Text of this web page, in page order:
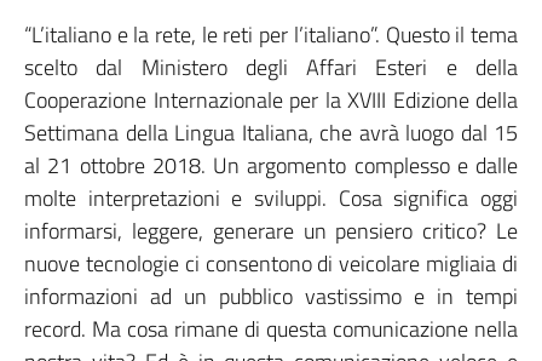
“L’italiano e la rete, le reti per l’italiano”. Questo il tema
scelto dal Ministero degli Affari Esteri e della
Cooperazione Internazionale per la XVIII Edizione della
Settimana della Lingua Italiana, che avrà luogo dal 15
al 21 ottobre 2018. Un argomento complesso e dalle
molte interpretazioni e sviluppi. Cosa significa oggi
informarsi, leggere, generare un pensiero critico? Le
nuove tecnologie ci consentono di veicolare migliaia di
informazioni ad un pubblico vastissimo e in tempi
record. Ma cosa rimane di questa comunicazione nella